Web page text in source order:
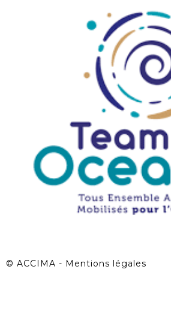
© ACCIMA - Mentions légales